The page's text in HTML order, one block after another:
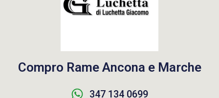
Compro Rame Ancona e Marche
347 134 0699